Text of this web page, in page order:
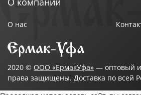
О нас
2020 © ООО «ЕрмакУфа» — оптовый
права защищены. Доставка по всей